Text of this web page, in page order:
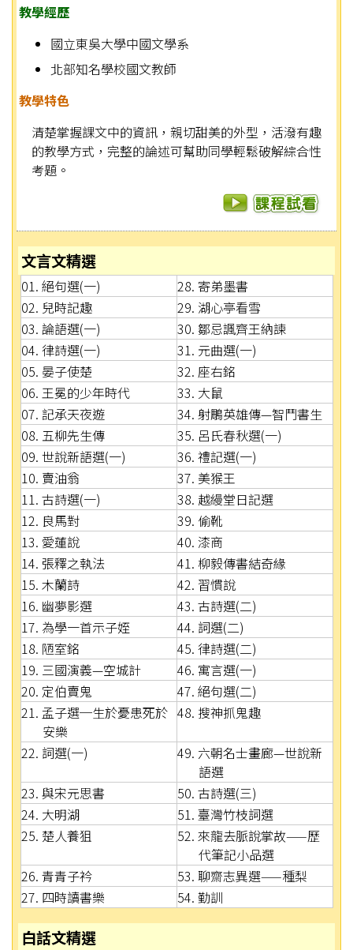
教學經歷
國立東吳大學中國文學系
北部知名學校國文教師
教學特色
清楚掌握課文中的資訊，親切甜美的外型，活潑有趣
的教學方式，完整的論述可幫助同學輕鬆破解綜合性
考題。
文言文精選
01. 絕句選(一)
28. 寄弟墨書
02. 兒時記趣
29. 湖心亭看雪
03. 論語選(一)
30. 鄒忌諷齊王納諫
04. 律詩選(一)
31. 元曲選(一)
05. 晏子使楚
32. 座右銘
06. 王冕的少年時代
33. 大鼠
07. 記承天夜遊
34. 射鵰英雄傳—智鬥書生
08. 五柳先生傳
35. 呂氏春秋選(一)
09. 世說新語選(一)
36. 禮記選(一)
10. 賣油翁
37. 美猴王
11. 古詩選(一)
38. 越縵堂日記選
12. 良馬對
39. 偷靴
13. 愛蓮說
40. 漆商
14. 張釋之執法
41. 柳毅傳書結奇緣
15. 木蘭詩
42. 習慣說
16. 幽夢影選
43. 古詩選(二)
17. 為學一首示子姪
44. 詞選(二)
18. 陋室銘
45. 律詩選(二)
19. 三國演義—空城計
46. 寓言選(一)
20. 定伯賣鬼
47. 絕句選(二)
21. 孟子選─生於憂患死於
安樂
48. 搜神抓鬼趣
22. 詞選(一)
49. 六朝名士畫廊—世說新
語選
23. 與宋元思書
50. 古詩選(三)
24. 大明湖
51. 臺灣竹枝詞選
25. 楚人養狙
52. 來龍去脈說掌故——歷
代筆記小品選
26. 青青子衿
53. 聊齋志異選——種梨
27. 四時讀書樂
54. 勤訓
白話文精選